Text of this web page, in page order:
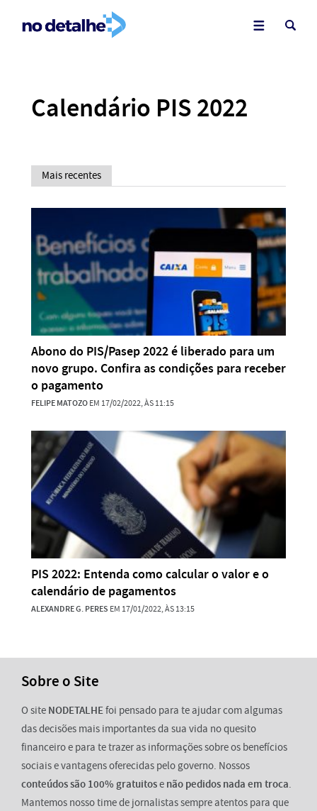
Calendário PIS 2022
Mais recentes
Abono do PIS/Pasep 2022 é liberado para um
novo grupo. Confira as condições para receber
o pagamento
FELIPE MATOZOEM 17/02/2022, ÀS 11:15
PIS 2022: Entenda como calcular o valor e o
calendário de pagamentos
ALEXANDRE G. PERES EM 17/01/2022, ÀS 13:15
Sobre o Site
O site NODETALHEfoi pensado para te ajudar com algumas
das decisões mais importantes da sua vida no quesito
financeiro e para te trazer as informações sobre os benefícios
sociais e vantagens oferecidas pelo governo. Nossos
conteúdos são 100% gratuitose não pedidos nada em troca.
Mantemos nosso time de jornalistas sempre atentos para que